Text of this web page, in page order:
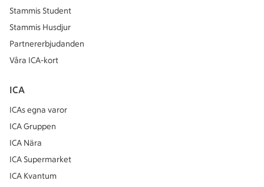
Stammis Student
Stammis Husdjur
Partnererbjudanden
Våra ICA-kort
ICA
ICAs egna varor
ICA Gruppen
ICA Nära
ICA Supermarket
ICA Kvantum